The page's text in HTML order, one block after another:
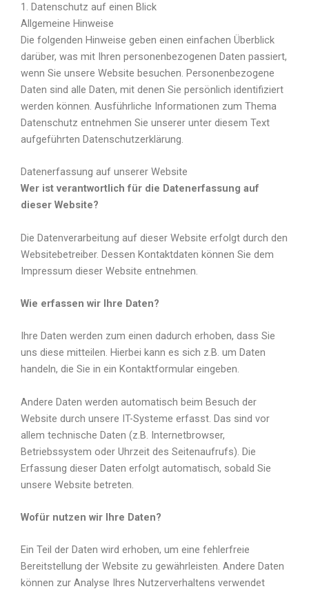
1. Datenschutz auf einen Blick
Allgemeine Hinweise
Die folgenden Hinweise geben einen einfachen Überblick
darüber, was mit Ihren personenbezogenen Daten passiert,
wenn Sie unsere Website besuchen. Personenbezogene
Daten sind alle Daten, mit denen Sie persönlich identifiziert
werden können. Ausführliche Informationen zum Thema
Datenschutz entnehmen Sie unserer unter diesem Text
aufgeführten Datenschutzerklärung.
Datenerfassung auf unserer Website
Wer ist verantwortlich für die Datenerfassung auf
dieser Website?
Die Datenverarbeitung auf dieser Website erfolgt durch den
Websitebetreiber. Dessen Kontaktdaten können Sie dem
Impressum dieser Website entnehmen.
Wie erfassen wir Ihre Daten?
Ihre Daten werden zum einen dadurch erhoben, dass Sie
uns diese mitteilen. Hierbei kann es sich z.B. um Daten
handeln, die Sie in ein Kontaktformular eingeben.
Andere Daten werden automatisch beim Besuch der
Website durch unsere IT-Systeme erfasst. Das sind vor
allem technische Daten (z.B. Internetbrowser,
Betriebssystem oder Uhrzeit des Seitenaufrufs). Die
Erfassung dieser Daten erfolgt automatisch, sobald Sie
unsere Website betreten.
Wofür nutzen wir Ihre Daten?
Ein Teil der Daten wird erhoben, um eine fehlerfreie
Bereitstellung der Website zu gewährleisten. Andere Daten
können zur Analyse Ihres Nutzerverhaltens verwendet